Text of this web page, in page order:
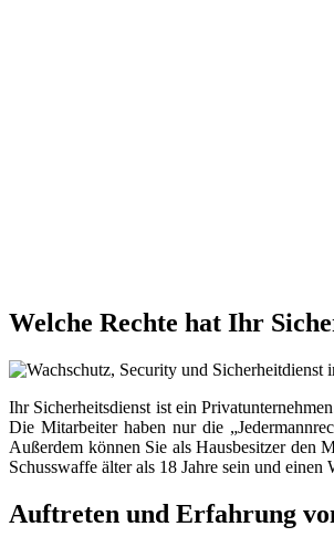
Welche Rechte hat Ihr
Ihr Sicherheitsdienst ist ein
Die Mitarbeiter haben nur die
Außerdem können Sie als Hausbesitzer den
Schusswaffe älter als 18 Jahre sein und
Auftreten und Erfahrung